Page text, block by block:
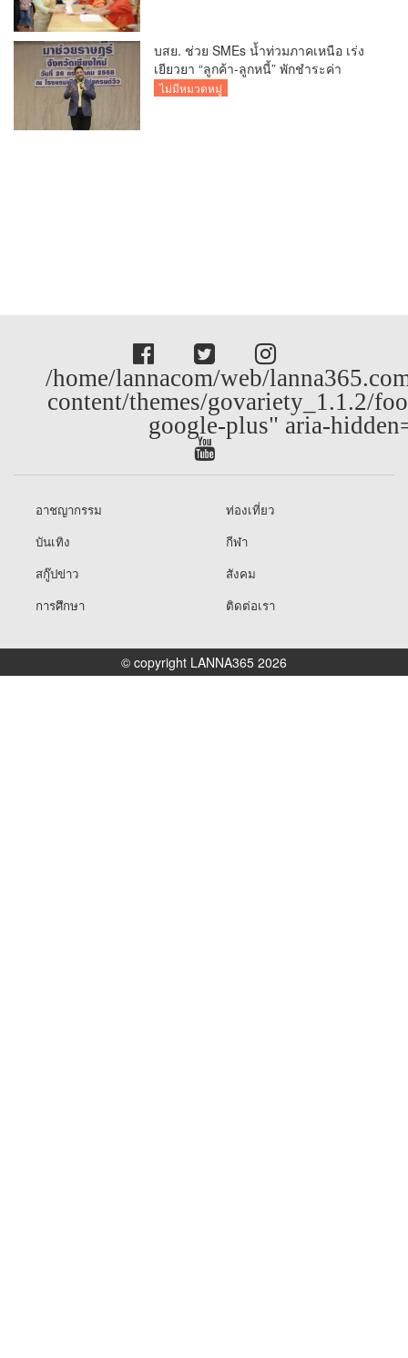
บสย. ช่วย SMEs น้ำท่วมภาคเหนือ เร่ง
เยียวยา “ลูกค้า-ลูกหนี้” พักชำระค่า
ธรรมเนียม-ค่างวด
ไม่มีหมวดหมู่
/home/lannacom/web/
content/themes/govariety_1.1.2/
google-plus" aria-
อาชญากรรม
ท่องเที่ยว
บันเทิง
กีฬา
สกู๊ปข่าว
สังคม
การศึกษา
ติดต่อเรา
© copyright LANNA365 2026